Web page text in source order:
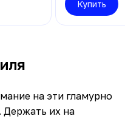
Купить
на эти гламурно
их на